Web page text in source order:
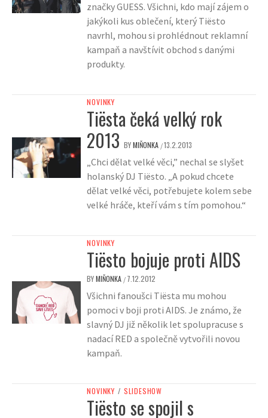
značky GUESS. Všichni, kdo mají zájem o
jakýkoli kus oblečení, který Tiësto
navrhl, mohou si prohlédnout reklamní
kampaň a navštívit obchod s danými
produkty.
NOVINKY
Tiësta čeká velký rok
2013 BYMIŇONKA /13.2.2013
„Chci dělat velké věci,” nechal se slyšet
holanský DJ Tiësto. „A pokud chcete
dělat velké věci, potřebujete kolem sebe
velké hráče, kteří vám s tím pomohou.“
NOVINKY
Tiësto bojuje proti AIDS
BYMIŇONKA / 7.12.2012
Všichni fanoušci Tiësta mu mohou
pomoci v boji proti AIDS. Je známo, že
slavný DJ již několik let spolupracuse s
nadací RED a společně vytvořili novou
kampaň.
NOVINKY / SLIDESHOW
Tiësto se spojil s